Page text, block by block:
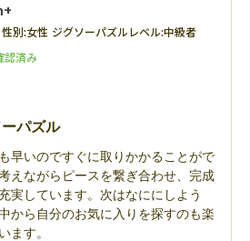
性別:女性 ジグソーパズルレベル:中級者
パズル
早いのですぐに取りかかることがで
えながらピースを繋ぎ合わせ、完成
実しています。次はなににしよう
から自分のお気に入りを探すのも楽
ます。